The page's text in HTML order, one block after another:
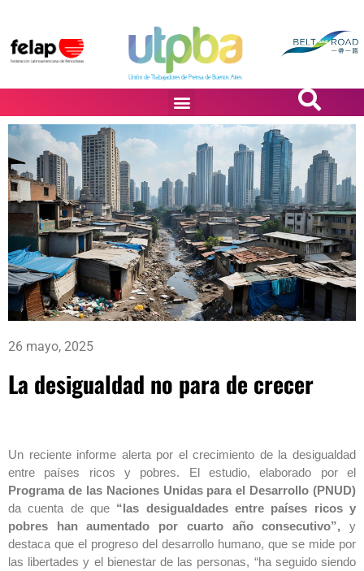
26 mayo, 2025
La desigualdad no para de crecer
Un reciente informe alerta por el crecimiento de la desigualdad
entre países ricos y pobres. El estudio, elaborado por el
Programa de las Naciones Unidas para el Desarrollo (PNUD)
da cuenta de que “las desigualdades entre países ricos y
pobres han aumentado por cuarto año consecutivo”, y
destaca que el progreso del desarrollo humano, que se mide por
las libertades y el bienestar de las personas, “ha seguido siendo